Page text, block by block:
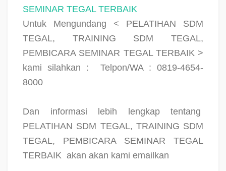
SEMINAR TEGAL TERBAIK
Untuk Mengundang < PELATIHAN SDM
TEGAL, TRAINING SDM TEGAL,
PEMBICARA SEMINAR TEGAL TERBAIK >
kami silahkan :
Telpon/WA : 0819-4654-
8000
Dan informasi lebih lengkap tentang
PELATIHAN SDM TEGAL, TRAINING SDM
TEGAL, PEMBICARA SEMINAR TEGAL
TERBAIK akan akan kami emailkan